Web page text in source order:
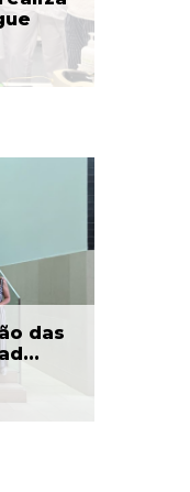
das